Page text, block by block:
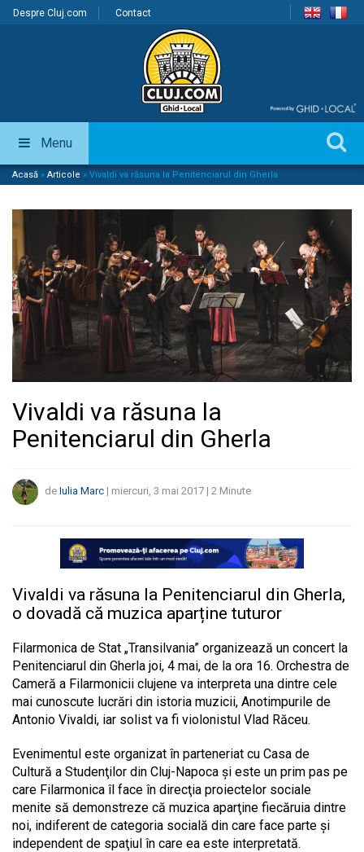
Despre Cluj.com Contact
Menu
Acasă » Articole » Vivaldi va răsuna la Penitenciarul din Gherla
Vivaldi va răsuna la
Penitenciarul din Gherla
de Iulia Marc | miercuri, 3 mai 2017 | 2 Minute
Vivaldi va răsuna la Penitenciarul din Gherla,
o dovadă că muzica aparține tuturor
Filarmonica de Stat „Transilvania” organizează un concert la
Penitenciarul din Gherla joi, 4 mai, de la ora 16. Orchestra de
Cameră a Filarmonicii clujene va interpreta una dintre cele
mai cunoscute lucrări din istoria muzicii, Anotimpurile de
Antonio Vivaldi, iar solist va fi violonistul Vlad Răceu.
Evenimentul este organizat în parteneriat cu Casa de
Cultură a Studenţilor din Cluj-Napoca şi este un prim pas pe
care Filarmonica îl face în direcţia proiectelor sociale
menite să demonstreze că muzica aparţine fiecăruia dintre
noi, indiferent de categoria socială din care face parte şi
independent de spaţiul în care ea este interpretată.